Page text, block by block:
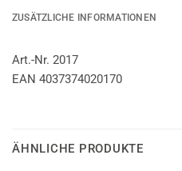
ZUSÄTZLICHE INFORMATIONEN
Art.-Nr. 2017
EAN 4037374020170
ÄHNLICHE PRODUKTE